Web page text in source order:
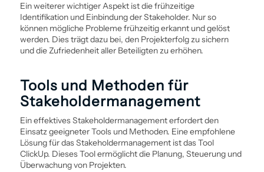
Ein weiterer wichtiger Aspekt ist die frühzeitige
Identifikation und Ein­bindung der Stakeholder. Nur so
können mögliche Probleme frühzeitig erkannt und gelöst
werden. Dies trägt dazu bei, den Projekterfolg zu sichern
und die Zufriedenheit aller Beteiligten zu erhöhen.
Tools und Methoden für
Stakeholder­management
Ein effektives Stakeholder­management erfordert den
Einsatz geeigneter Tools und Methoden. Eine empfohlene
Lösung für das Stakeholder­management ist das Tool
ClickUp. Dieses Tool ermöglicht die Planung, Steuerung und
Überwachung von Projekten.